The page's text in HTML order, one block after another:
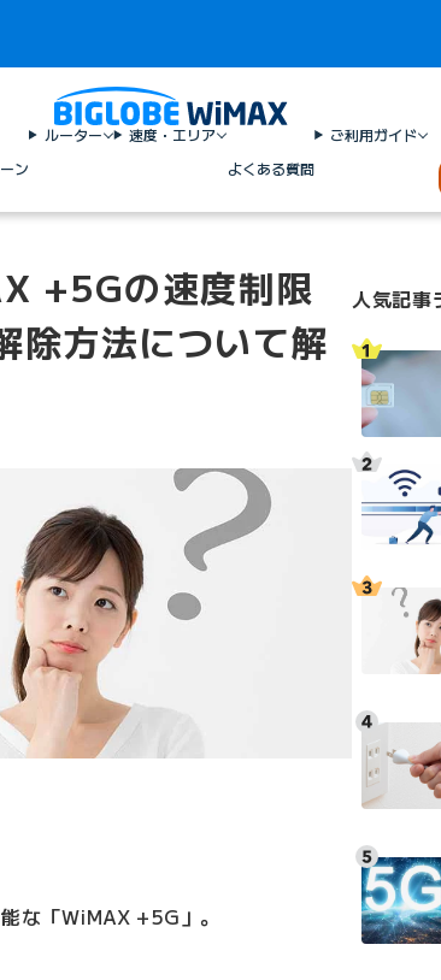
ン
ルーター
速度・エリア
よくある質問
ご利用ガイド
+5Gの速度制限
除方法について解
な「WiMAX +5G」。
人気記事